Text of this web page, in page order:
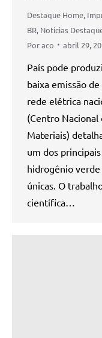
Destaque Home,
BR, Notícias
Poraco abril 29,
País pode
baixa emissão
rede elétrica
(Centro Nacional
Materiais)
um dos
hidrogênio
únicas. O
científica…